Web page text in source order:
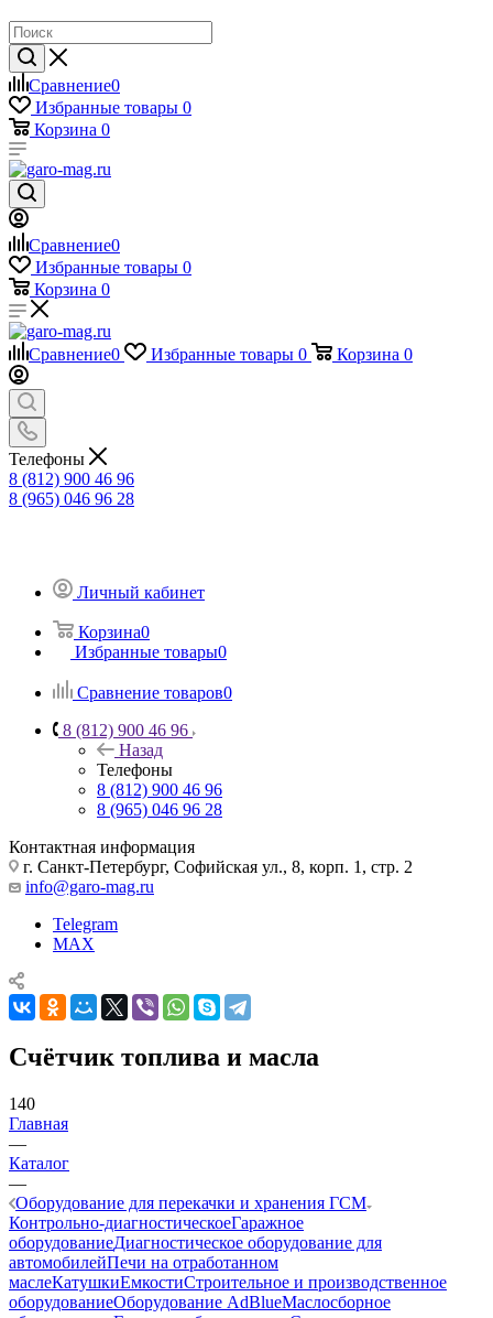
Сравнение0
Избранные товары 0
Корзина 0
Сравнение0
Избранные товары 0
Корзина 0
Сравнение0 Избранные товары 0 Корзина 0
Телефоны
8 (812) 900 46 96
8 (965) 046 96 28
Личный кабинет
Корзина0
Избранные товары0
Сравнение товаров0
8 (812) 900 46 96
Назад
Телефоны
8 (812) 900 46 96
8 (965) 046 96 28
Контактная информация
г. Санкт-Петербург, Софийская ул., 8, корп. 1, стр. 2
info@garo-mag.ru
Telegram
MAX
Счётчик топлива и масла
140
Главная
—
Каталог
—
Оборудование для перекачки и хранения ГСМ
Контрольно-диагностическоеГаражное
оборудованиеДиагностическое оборудование для
автомобилейПечи на отработанном
маслеКатушкиЕмкостиСтроительное и производственное
оборудованиеОборудование AdBlueМаслосборное